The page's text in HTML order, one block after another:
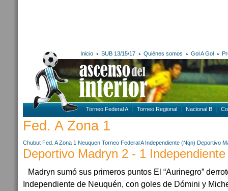
Inicio SUB 13/15/17 Quiénes somos Gol A Gol
Torneo Federal A Torneo Regional Nacional B
Fed. A Zona 1
Chubut Fed. A Zona 1 Neuquen Torneo Federal A Independiente (Nqn) Deportivo
Deportivo Madryn 2 - 1
Madryn sumó sus primeros puntos El “Aurinegro”
Independiente de Neuquén, con goles de Dómini y